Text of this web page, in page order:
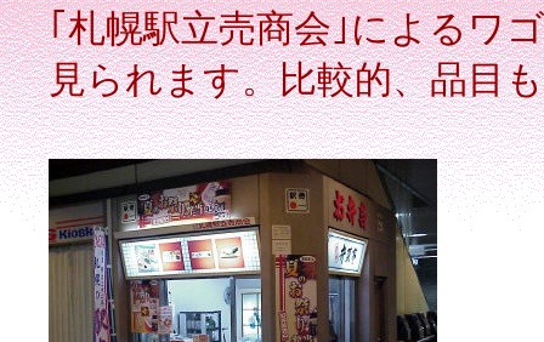
｢札幌駅立売商会｣によるワ
見られます。比較的、品目